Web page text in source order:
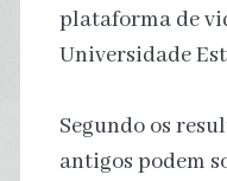
plataforma de
Universidade
Segundo os
antigos podem